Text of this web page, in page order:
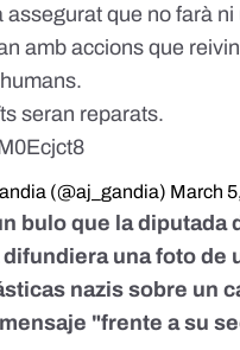
assegurat que no farà ni
amb accions que
seran reparats.
(@aj_gandia) March
bulo que la diputada
una foto de
nazis sobre un
"frente a su